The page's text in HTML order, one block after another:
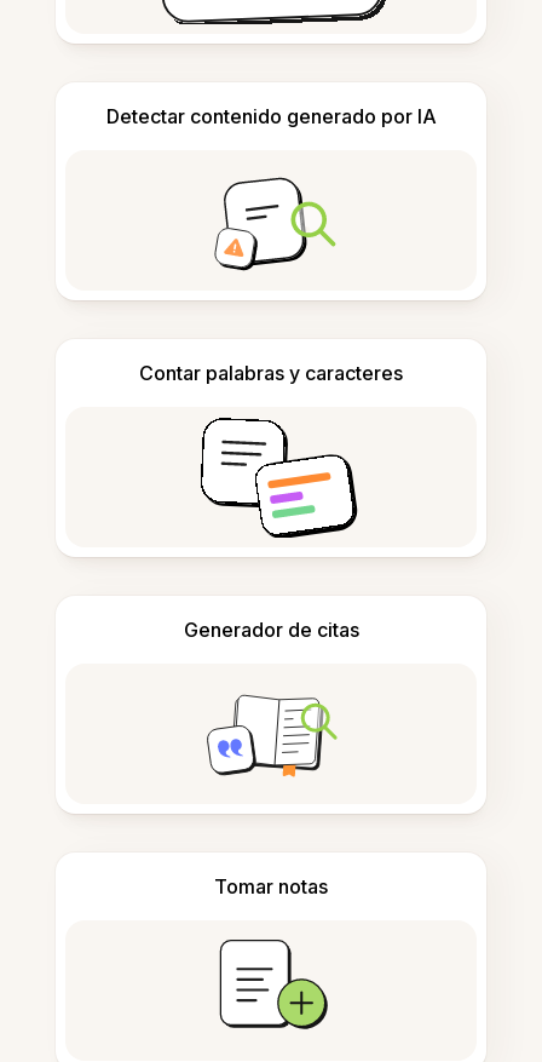
Detectar contenido generado por IA
Contar palabras y caracteres
Generador de citas
Tomar notas